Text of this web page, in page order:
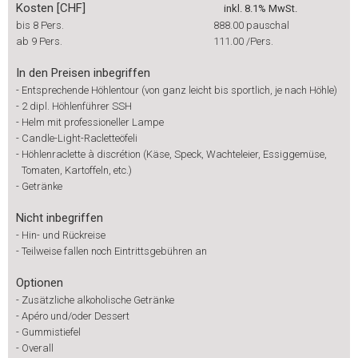
Kosten [CHF]
inkl. 8.1% MwSt.
bis 8 Pers.
888.00 pauschal
ab 9 Pers.
111.00 /Pers.
In den Preisen inbegriffen
- Entsprechende Höhlentour (von ganz leicht bis sportlich, je nach Höhle)
- 2 dipl. Höhlenführer SSH
- Helm mit professioneller Lampe
- Candle-Light-Racletteöfeli
- Höhlenraclette à discrétion (Käse, Speck, Wachteleier, Essiggemüse,
Tomaten, Kartoffeln, etc.)
- Getränke
Nicht inbegriffen
- Hin- und Rückreise
- Teilweise fallen noch Eintrittsgebühren an
Optionen
- Zusätzliche alkoholische Getränke
- Apéro und/oder Dessert
- Gummistiefel
- Overall